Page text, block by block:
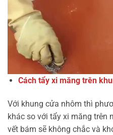
Cách tẩy xi măng trên
Với khung cửa nhôm thì
khác so với tẩy xi măng trên
vết bám sẽ không chắc và